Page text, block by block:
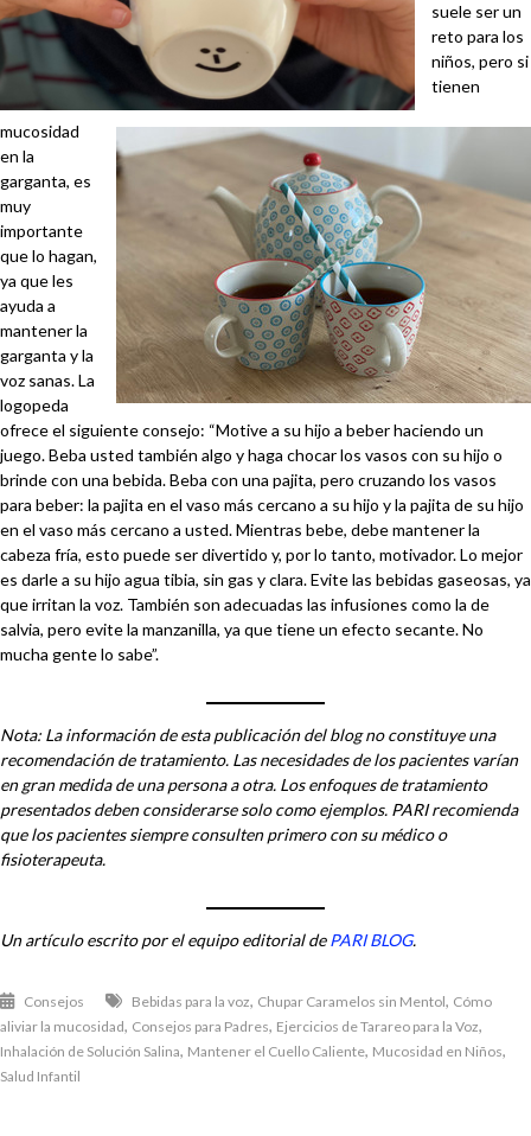
suele ser un
reto para los
niños, pero si
tienen
mucosidad
en la
garganta, es
muy
importante
que lo hagan,
ya que les
ayuda a
mantener la
garganta y la
voz sanas. La
logopeda
ofrece el siguiente consejo: “Motive a su hijo a beber haciendo un
juego. Beba usted también algo y haga chocar los vasos con su hijo o
brinde con una bebida. Beba con una pajita, pero cruzando los vasos
para beber: la pajita en el vaso más cercano a su hijo y la pajita de su hijo
en el vaso más cercano a usted. Mientras bebe, debe mantener la
cabeza fría, esto puede ser divertido y, por lo tanto, motivador. Lo mejor
es darle a su hijo agua tibia, sin gas y clara. Evite las bebidas gaseosas, ya
que irritan la voz. También son adecuadas las infusiones como la de
salvia, pero evite la manzanilla, ya que tiene un efecto secante. No
mucha gente lo sabe”.
Nota: La información de esta publicación del blog no constituye una
recomendación de tratamiento. Las necesidades de los pacientes varían
en gran medida de una persona a otra. Los enfoques de tratamiento
presentados deben considerarse solo como ejemplos. PARI recomienda
que los pacientes siempre consulten primero con su médico o
fisioterapeuta.
Un artículo escrito por el equipo editorial dePARI BLOG.
Consejos Bebidas para la voz, Chupar Caramelos sin Mentol, Cómo
aliviar la mucosidad, Consejos para Padres, Ejercicios de Tarareo para la Voz,
Inhalación de Solución Salina, Mantener el Cuello Caliente, Mucosidad en Niños,
Salud Infantil